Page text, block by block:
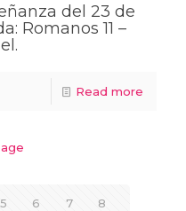
del 23 de
Romanos 11 –
Read more
5 6 7 8